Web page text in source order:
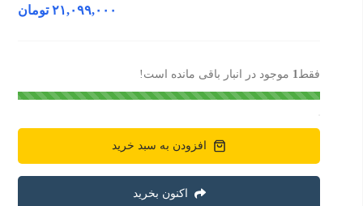
۲۱,۰۹۹,۰۰۰ تومان
فقط1 موجود در انبار باقی مانده است!
افزودن به سبد خرید
اکنون بخرید